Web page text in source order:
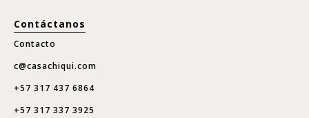
Contáctanos
Contacto
c@casachiqui.com
+57 317 437 6864
+57 317 337 3925